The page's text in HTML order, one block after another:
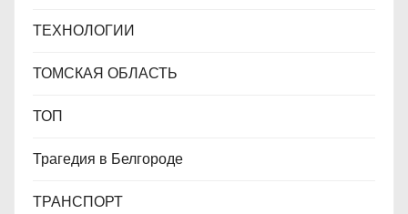
ТЕХНОЛОГИИ
ТОМСКАЯ ОБЛАСТЬ
ТОП
Трагедия в Белгороде
ТРАНСПОРТ